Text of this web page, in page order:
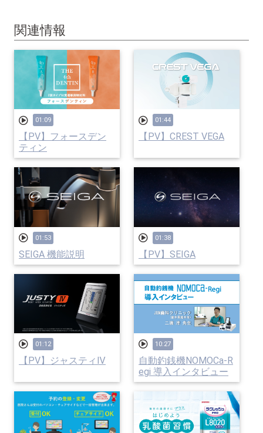
関連情報
01:09
【PV】フォースデン
ティン
01:44
【PV】CREST VEGA
01:53
SEIGA 機能説明
01:38
【PV】SEIGA
01:12
【PV】ジャスティⅣ
10:27
自動釣銭機NOMOCa-R
egi 導入インタビュー